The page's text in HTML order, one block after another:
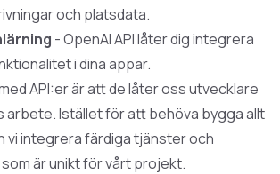
och platsdata.
- OpenAI API låter dig integrera
i dina appar.
API:er är att de låter oss utvecklare
arbete. Istället för att behöva bygga allt
vi integrera färdiga tjänster och
är unikt för vårt projekt.